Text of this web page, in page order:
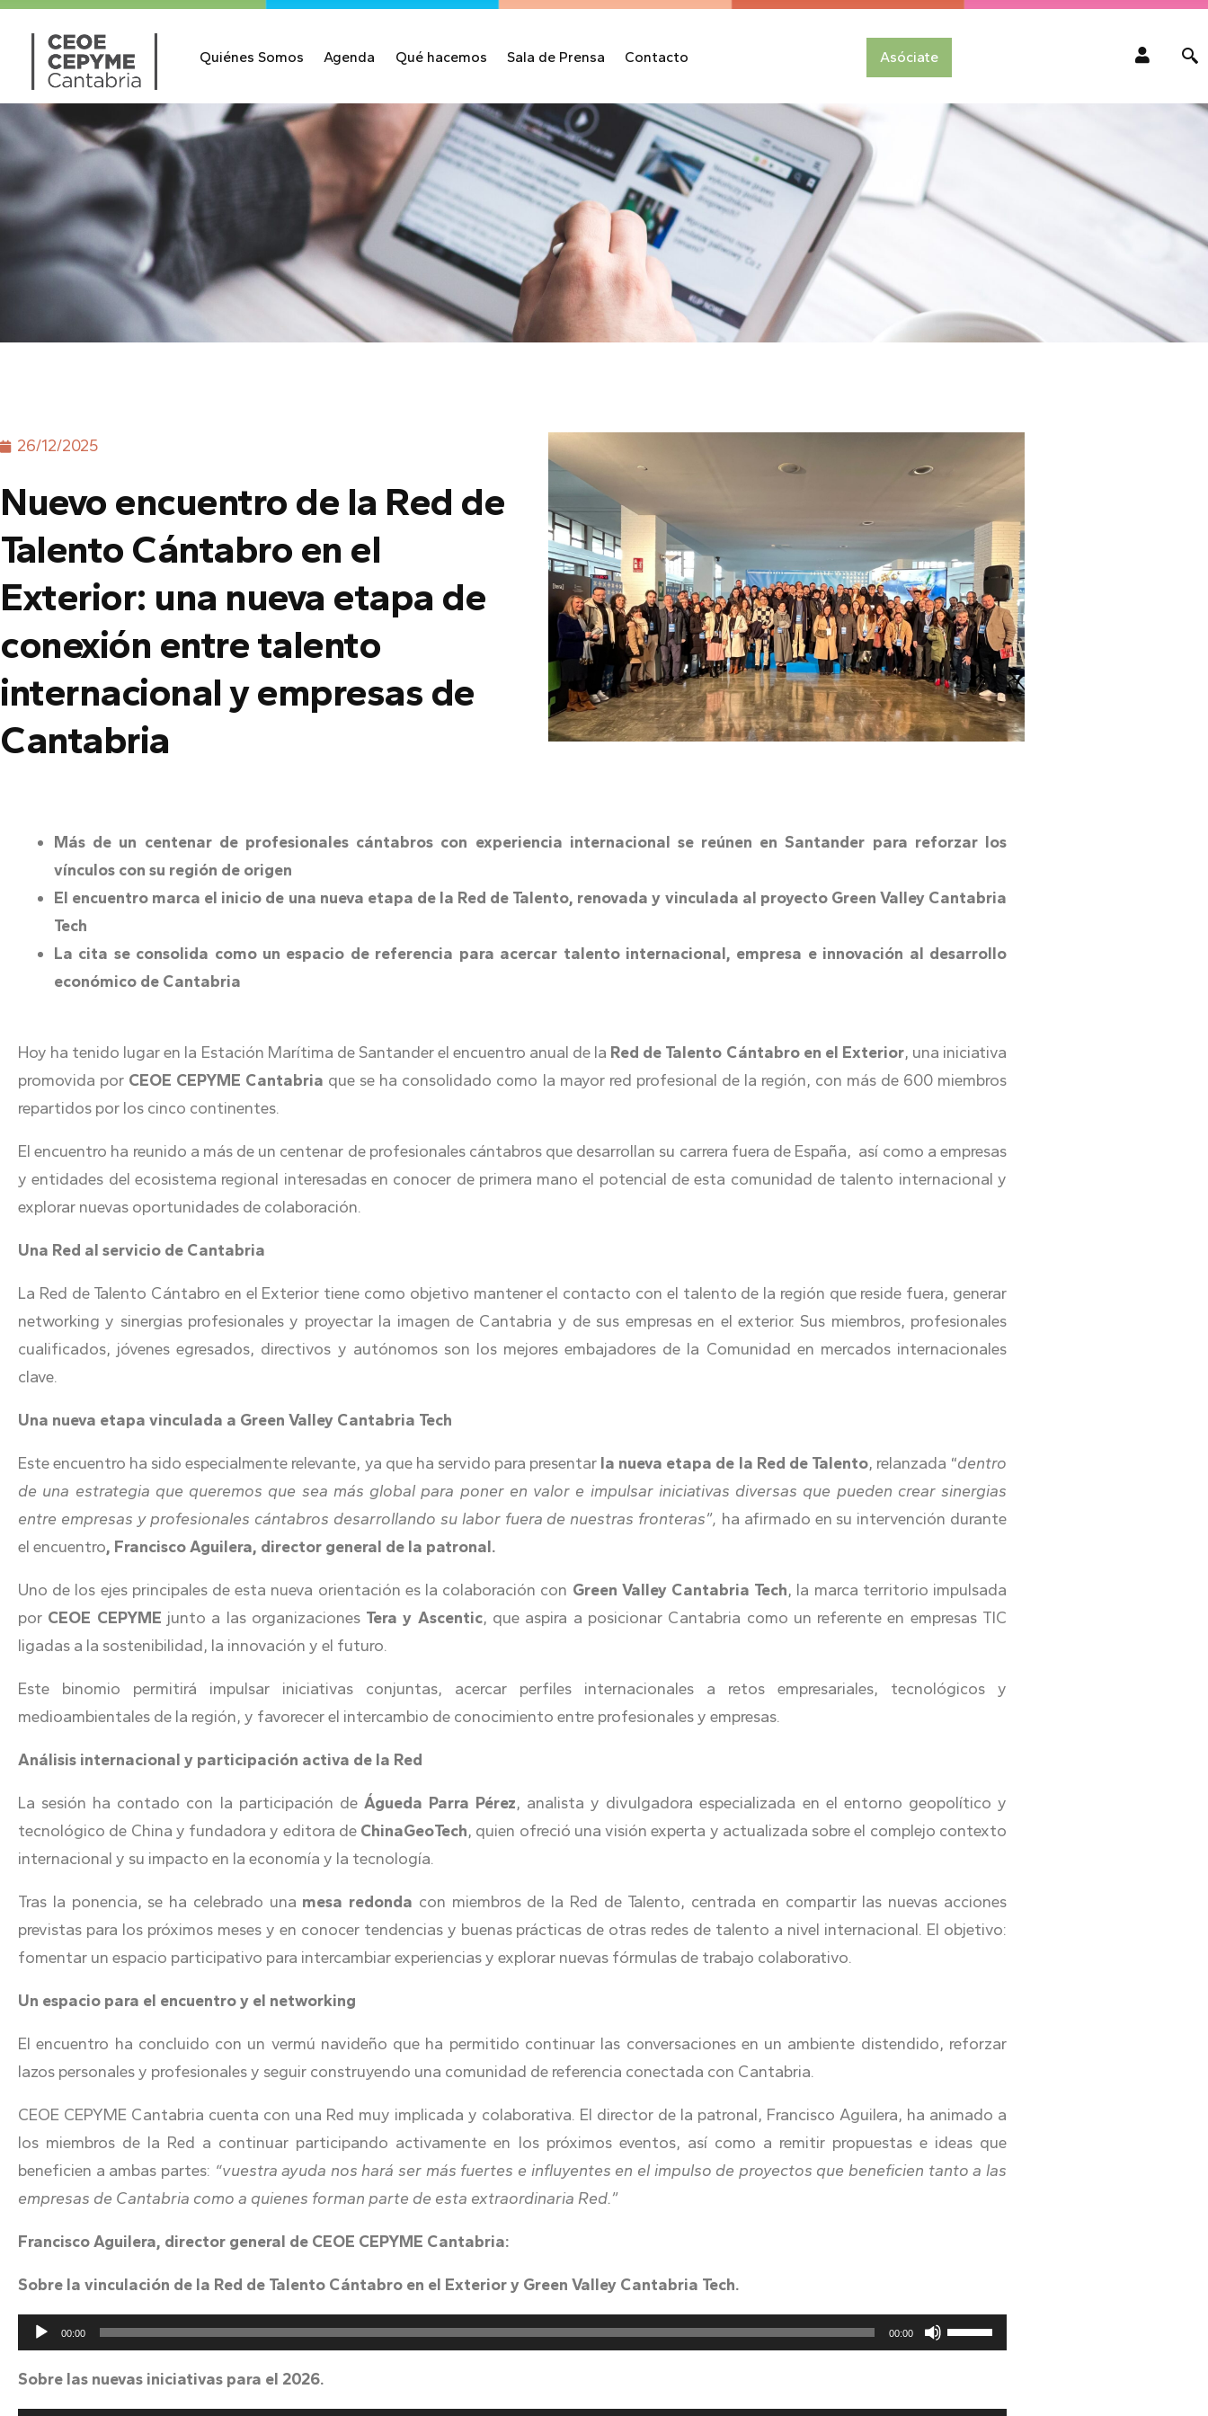
Quiénes Somos Agenda Qué hacemos Sala de Prensa Contacto Asóciate
26/12/2025
Nuevo encuentro de la Red de
Talento Cántabro en el
Exterior: una nueva etapa de
conexión entre talento
internacional y empresas de
Cantabria
Más de un centenar de profesionales cántabros con experiencia internacional se reúnen en Santander para reforzar los
vínculos con su región de origen
El encuentro marca el inicio de una nueva etapa de la Red de Talento, renovada y vinculada al proyecto Green Valley Cantabria
Tech
La cita se consolida como un espacio de referencia para acercar talento internacional, empresa e innovación al desarrollo
económico de Cantabria
Hoy ha tenido lugar en la Estación Marítima de Santander el encuentro anual de la Red de Talento Cántabro en el Exterior, una iniciativa
promovida por CEOE CEPYME Cantabria que se ha consolidado como la mayor red profesional de la región, con más de 600 miembros
repartidos por los cinco continentes.
El encuentro ha reunido a más de un centenar de profesionales cántabros que desarrollan su carrera fuera de España, así como a empresas
y entidades del ecosistema regional interesadas en conocer de primera mano el potencial de esta comunidad de talento internacional y
explorar nuevas oportunidades de colaboración.
Una Red al servicio de Cantabria
La Red de Talento Cántabro en el Exterior tiene como objetivo mantener el contacto con el talento de la región que reside fuera, generar
networking y sinergias profesionales y proyectar la imagen de Cantabria y de sus empresas en el exterior. Sus miembros, profesionales
cualificados, jóvenes egresados, directivos y autónomos son los mejores embajadores de la Comunidad en mercados internacionales
clave.
Una nueva etapa vinculada a Green Valley Cantabria Tech
Este encuentro ha sido especialmente relevante, ya que ha servido para presentar la nueva etapa de la Red de Talento, relanzada “dentro
de una estrategia que queremos que sea más global para poner en valor e impulsar iniciativas diversas que pueden crear sinergias
entre empresas y profesionales cántabros desarrollando su labor fuera de nuestras fronteras”, ha afirmado en su intervención durante
el encuentro, Francisco Aguilera, director general de la patronal.
Uno de los ejes principales de esta nueva orientación es la colaboración con Green Valley Cantabria Tech, la marca territorio impulsada
por CEOE CEPYME junto a las organizaciones Tera y Ascentic, que aspira a posicionar Cantabria como un referente en empresas TIC
ligadas a la sostenibilidad, la innovación y el futuro.
Este binomio permitirá impulsar iniciativas conjuntas, acercar perfiles internacionales a retos empresariales, tecnológicos y
medioambientales de la región, y favorecer el intercambio de conocimiento entre profesionales y empresas.
Análisis internacional y participación activa de la Red
La sesión ha contado con la participación de Águeda Parra Pérez, analista y divulgadora especializada en el entorno geopolítico y
tecnológico de China y fundadora y editora de ChinaGeoTech, quien ofreció una visión experta y actualizada sobre el complejo contexto
internacional y su impacto en la economía y la tecnología.
Tras la ponencia, se ha celebrado una mesa redonda con miembros de la Red de Talento, centrada en compartir las nuevas acciones
previstas para los próximos meses y en conocer tendencias y buenas prácticas de otras redes de talento a nivel internacional. El objetivo:
fomentar un espacio participativo para intercambiar experiencias y explorar nuevas fórmulas de trabajo colaborativo.
Un espacio para el encuentro y el networking
El encuentro ha concluido con un vermú navideño que ha permitido continuar las conversaciones en un ambiente distendido, reforzar
lazos personales y profesionales y seguir construyendo una comunidad de referencia conectada con Cantabria.
CEOE CEPYME Cantabria cuenta con una Red muy implicada y colaborativa. El director de la patronal, Francisco Aguilera, ha animado a
los miembros de la Red a continuar participando activamente en los próximos eventos, así como a remitir propuestas e ideas que
beneficien a ambas partes: “vuestra ayuda nos hará ser más fuertes e influyentes en el impulso de proyectos que beneficien tanto a las
empresas de Cantabria como a quienes forman parte de esta extraordinaria Red.”
Francisco Aguilera, director general de CEOE CEPYME Cantabria:
Sobre la vinculación de la Red de Talento Cántabro en el Exterior y Green Valley Cantabria Tech.
Reproductor
de
audio
00:00 00:00
Utiliza
las
de
Sobre las nuevas iniciativas para el 2026.